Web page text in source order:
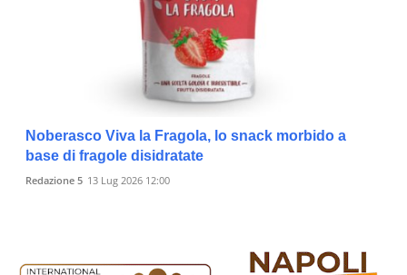
Noberasco Viva la Fragola, lo snack morbido a
base di fragole disidratate
Redazione 5 13 Lug 2026 12:00